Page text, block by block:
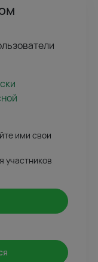
ими свои
участников